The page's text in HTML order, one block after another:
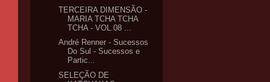
TERCEIRA DIMENSÃO -
MARIA TCHA TCHA
TCHA - VOL.08 ...
André Renner - Sucessos
Do Sul - Sucessos e
Partic...
SELEÇÃO DE